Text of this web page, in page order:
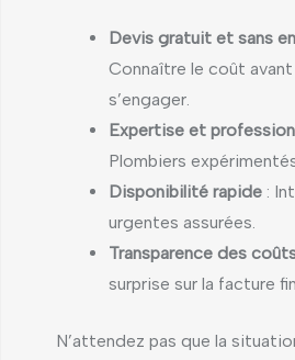
Devis gratuit et sans
Connaître le coût
s’engager.
Expertise et
Plombiers
Disponibilité rapide :
urgentes assurées.
Transparence des
surprise sur la facture
N’attendez pas que la